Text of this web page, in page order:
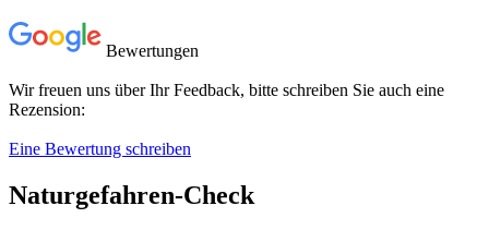
Bewertungen
Wir freuen uns über Ihr Feedback, bitte schreiben Sie auch eine
Rezension:
Eine Bewertung schreiben
Naturgefahren-Check